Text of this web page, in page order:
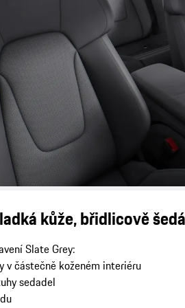
kůže, břidlicově šedá
Slate Grey:
v částečně koženém interiéru
sedadel